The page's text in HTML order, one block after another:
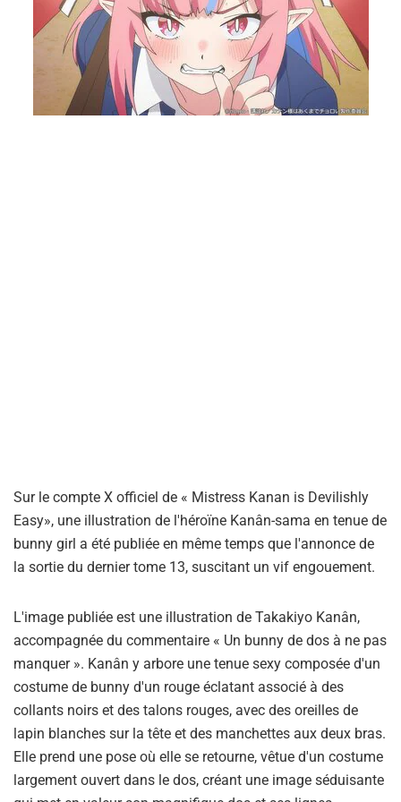
Sur le compte X officiel de « Mistress Kanan is Devilishly
Easy», une illustration de l'héroïne Kanân-sama en tenue de
bunny girl a été publiée en même temps que l'annonce de
la sortie du dernier tome 13, suscitant un vif engouement.
L'image publiée est une illustration de Takakiyo Kanân,
accompagnée du commentaire « Un bunny de dos à ne pas
manquer ». Kanân y arbore une tenue sexy composée d'un
costume de bunny d'un rouge éclatant associé à des
collants noirs et des talons rouges, avec des oreilles de
lapin blanches sur la tête et des manchettes aux deux bras.
Elle prend une pose où elle se retourne, vêtue d'un costume
largement ouvert dans le dos, créant une image séduisante